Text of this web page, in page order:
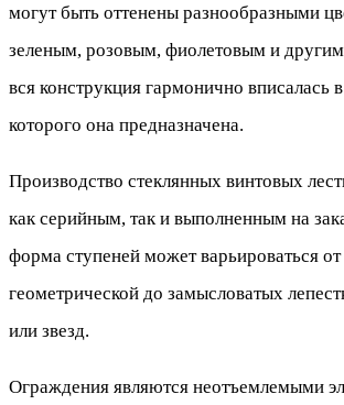
могут быть оттенены разнообразными
зеленым, розовым, фиолетовым и
вся конструкция гармонично вписалась
которого она предназначена.
Производство стеклянных винтовых
как серийным, так и выполненным на
форма ступеней может варьироваться
геометрической до замысловатых
или звезд.
Ограждения являются неотъемлемыми